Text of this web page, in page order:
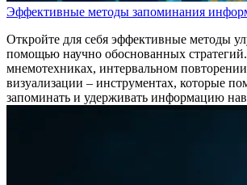
Эффективные методы запоминания
Откройте для себя эффективные методы
помощью научно обоснованных
мнемотехниках, интервальном
визуализации – инструментах, которые
запоминать и удерживать информацию